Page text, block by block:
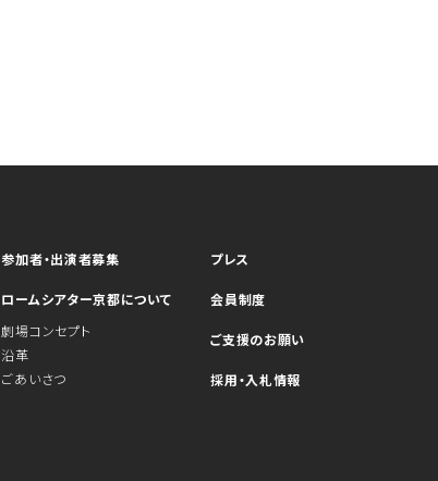
参加者・出演者募集
ロームシアター京都について
劇場コンセプト
沿革
ごあいさつ
プレス
会員制度
ご支援のお願い
採用・入札情報